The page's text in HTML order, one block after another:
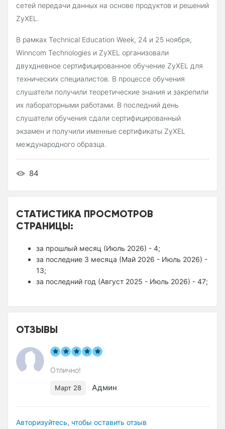
сетей передачи данных на основе продуктов и решений
ZyXEL.
В рамках Technical Education Week, 24 и 25 ноября,
Winncom Technologies и ZyXEL организовали
двухдневное сертифицированное обучение ZyXEL для
технических специалистов. В процессе обучения
слушатели получили теоретические знания и закрепили
их лабораторными работами. В последний день
слушатели обучения сдали сертифицированный
экзамен и получили именные сертификаты ZyXEL
международного образца.
84
СТАТИСТИКА ПРОСМОТРОВ
СТРАНИЦЫ:
за прошлый месяц (Июль 2026) - 4;
за последние 3 месяца (Май 2026 - Июль 2026) -
13;
за последний год (Август 2025 - Июль 2026) - 47;
ОТЗЫВЫ
Отлично!
Март 28 Админ
Авторизуйтесь, чтобы оставить отзыв